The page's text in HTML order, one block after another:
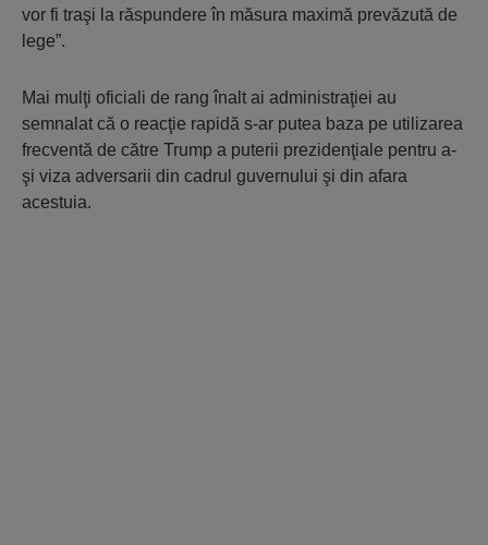
vor fi traşi la răspundere în măsura maximă prevăzută de
lege”.
Mai mulţi oficiali de rang înalt ai administraţiei au
semnalat că o reacţie rapidă s-ar putea baza pe utilizarea
frecventă de către Trump a puterii prezidenţiale pentru a-
şi viza adversarii din cadrul guvernului şi din afara
acestuia.